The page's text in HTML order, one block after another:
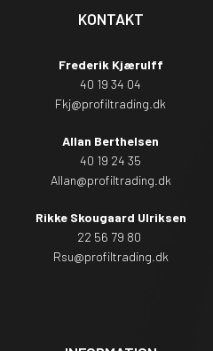
KONTAKT
Frederik Kjærulff
40 19 34 04
Fkj@profiltrading.dk
Allan Berthelsen
40 19 24 35
Allan@profiltrading.dk
Rikke Skougaard Ulriksen
22 56 79 80
Rsu@profiltrading.dk